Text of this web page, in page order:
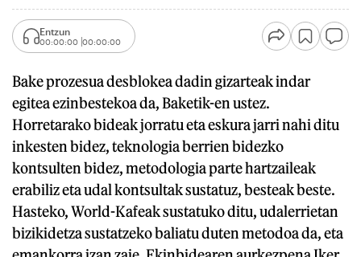
Entzun
00:00:00 00:00:00
Bake prozesua desblokea dadin gizarteak indar
egitea ezinbestekoa da, Baketik-en ustez.
Horretarako bideak jorratu eta eskura jarri nahi ditu
inkesten bidez, teknologia berrien bidezko
kontsulten bidez, metodologia parte hartzaileak
erabiliz eta udal kontsultak sustatuz, besteak beste.
Hasteko, World-Kafeak sustatuko ditu, udalerrietan
bizikidetza sustatzeko baliatu duten metodoa da, eta